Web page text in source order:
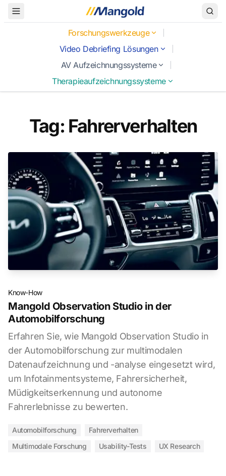
Toggle Menu
Forschungswerkzeuge
Video Debriefing Lösungen
AV Aufzeichnungssysteme
Therapieaufzeichnungssysteme
Tag: Fahrerverhalten
Know-How
Mangold Observation Studio in der
Automobilforschung
Erfahren Sie, wie Mangold Observation Studio in
der Automobilforschung zur multimodalen
Datenaufzeichnung und -analyse eingesetzt wird,
um Infotainmentsysteme, Fahrersicherheit,
Müdigkeitserkennung und autonome
Fahrerlebnisse zu bewerten.
Automobilforschung
Fahrerverhalten
Multimodale Forschung
Usability-Tests UX Research